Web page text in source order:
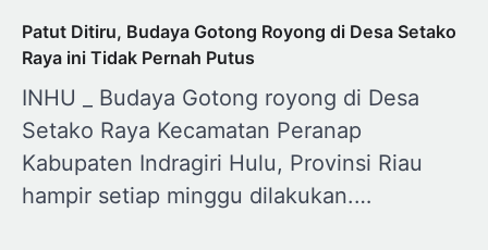
Patut Ditiru, Budaya Gotong Royong di Desa Setako
Raya ini Tidak Pernah Putus
INHU _ Budaya Gotong royong di Desa
Setako Raya Kecamatan Peranap
Kabupaten Indragiri Hulu, Provinsi Riau
hampir setiap minggu dilakukan.…